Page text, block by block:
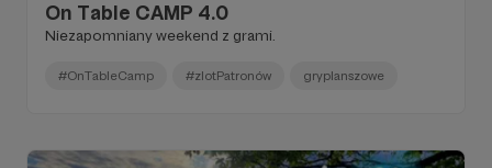
On Table CAMP 4.0
Niezapomniany weekend z grami.
#OnTableCamp #zlotPatronów gryplanszowe